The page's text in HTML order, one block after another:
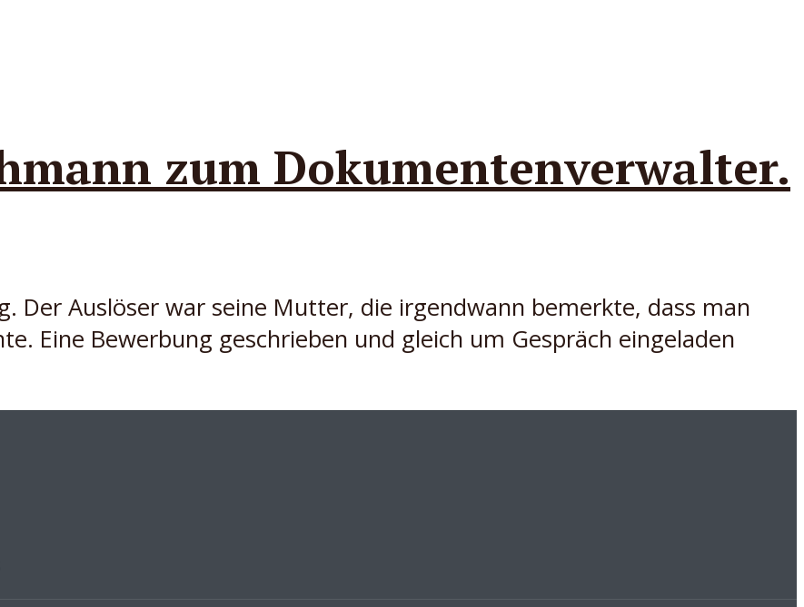
zum Dokumentenverwalter.
Der Auslöser war seine Mutter, die irgendwann bemerkte, dass man
Eine Bewerbung geschrieben und gleich um Gespräch eingeladen